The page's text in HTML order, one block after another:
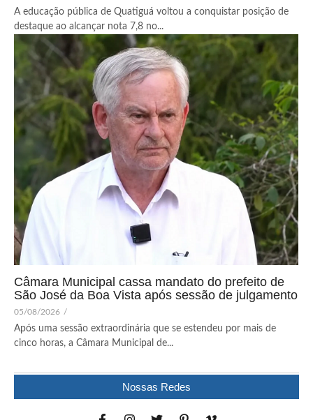
A educação pública de Quatiguá voltou a conquistar posição de
destaque ao alcançar nota 7,8 no...
Câmara Municipal cassa mandato do prefeito de
São José da Boa Vista após sessão de julgamento
05/08/2026 /
Após uma sessão extraordinária que se estendeu por mais de
cinco horas, a Câmara Municipal de...
Nossas Redes